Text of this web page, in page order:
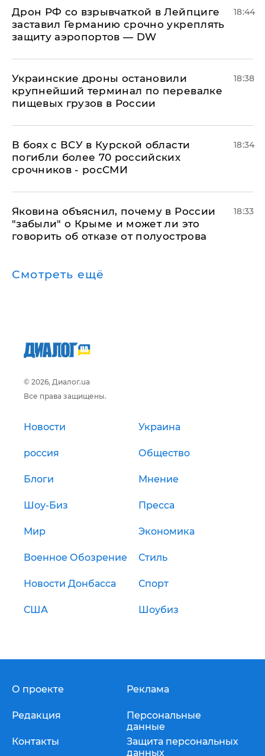
​Дрон РФ со взрывчаткой в Лейпциге
заставил Германию срочно укреплять
защиту аэропортов — DW
18:44
Украинские дроны остановили
крупнейший терминал по перевалке
пищевых грузов в России
18:38
В боях с ВСУ в Курской области
погибли более 70 российских
срочников - росСМИ
18:34
Яковина объяснил, почему в России
"забыли" о Крыме и может ли это
говорить об отказе от полуострова
18:33
Смотреть ещё
© 2026, Диалог.ua
Все права защищены.
Новости Украина
россия Общество
Блоги Мнение
Шоу-Биз Пресса
Мир Экономика
Военное Обозрение Стиль
Новости Донбасса Спорт
США Шоубиз
О проекте
Редакция
Контакты
Реклама
Персональные
данные
Защита персональных
данных